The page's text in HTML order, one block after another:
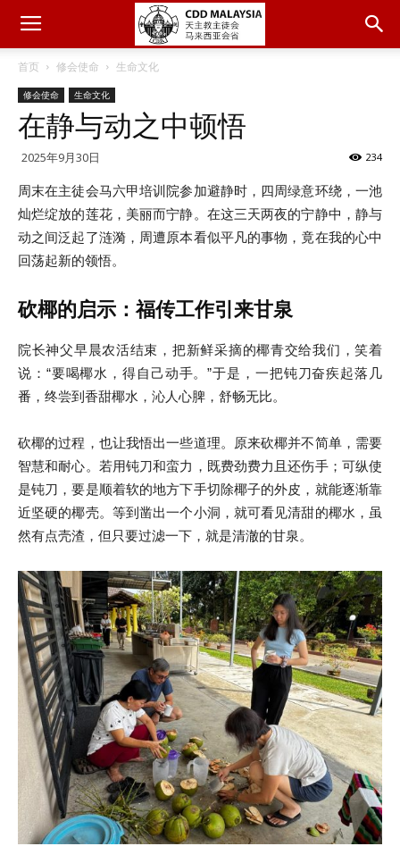
首页 修会使命 生命文化
修会使命 生命文化
在静与动之中顿悟
2025年9月30日 234
周末在主徒会马六甲培训院参加避静时，四周绿意环绕，一池
灿烂绽放的莲花，美丽而宁静。在这三天两夜的宁静中，静与
动之间泛起了涟漪，周遭原本看似平凡的事物，竟在我的心中
回荡起新的领悟。
砍椰的启示：福传工作引来甘泉
院长神父早晨农活结束，把新鲜采摘的椰青交给我们，笑着
说：“要喝椰水，得自己动手。”于是，一把钝刀奋疾起落几
番，终尝到香甜椰水，沁人心脾，舒畅无比。
砍椰的过程，也让我悟出一些道理。原来砍椰并不简单，需要
智慧和耐心。若用钝刀和蛮力，既费劲费力且还伤手；可纵使
是钝刀，要是顺着软的地方下手切除椰子的外皮，就能逐渐靠
近坚硬的椰壳。等到凿出一个小洞，就可看见清甜的椰水，虽
然有点壳渣，但只要过滤一下，就是清澈的甘泉。